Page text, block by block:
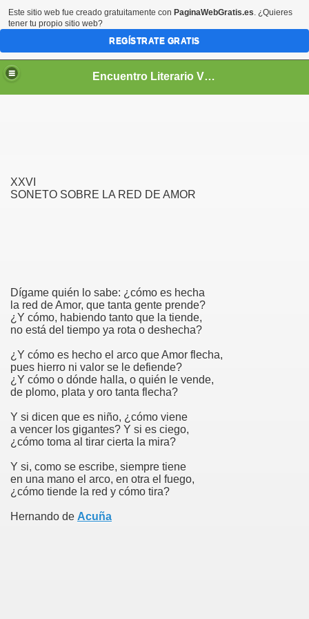
Encuentro Literario Virtual
XXVI
SONETO SOBRE LA RED DE AMOR
Dígame quién lo sabe: ¿cómo es hecha
la red de Amor, que tanta gente prende?
¿Y cómo, habiendo tanto que la tiende,
no está del tiempo ya rota o deshecha?
¿Y cómo es hecho el arco que Amor flecha,
pues hierro ni valor se le defiende?
¿Y cómo o dónde halla, o quién le vende,
de plomo, plata y oro tanta flecha?
Y si dicen que es niño, ¿cómo viene
a vencer los gigantes? Y si es ciego,
¿cómo toma al tirar cierta la mira?
Y si, como se escribe, siempre tiene
en una mano el arco, en otra el fuego,
¿cómo tiende la red y cómo tira?
Hernando de Acuña
Este sitio web fue creado gratuitamente con PaginaWebGratis.es. ¿Quieres
tener tu propio sitio web?
REGÍSTRATE GRATIS